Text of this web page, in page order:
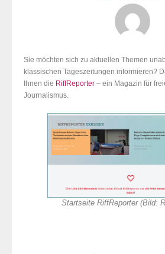
Sie möchten sich zu aktuellen Themen
klassischen Tageszeitungen informieren?
Ihnen die RiffReporter – ein Magazin für
Journalismus.
Startseite RiffReporter (Bild: